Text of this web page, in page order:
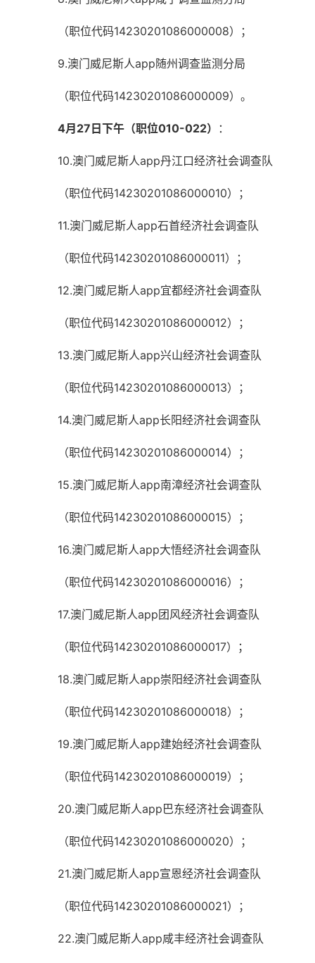
（职位代码14230201086000008）；
9.澳门威尼斯人app随州调查监测分局
（职位代码14230201086000009）。
4月27日下午（职位010-022） ：
10.澳门威尼斯人app丹江口经济社会调查队
（职位代码14230201086000010）；
11.澳门威尼斯人app石首经济社会调查队
（职位代码14230201086000011）；
12.澳门威尼斯人app宜都经济社会调查队
（职位代码14230201086000012）；
13.澳门威尼斯人app兴山经济社会调查队
（职位代码14230201086000013）；
14.澳门威尼斯人app长阳经济社会调查队
（职位代码14230201086000014）；
15.澳门威尼斯人app南漳经济社会调查队
（职位代码14230201086000015）；
16.澳门威尼斯人app大悟经济社会调查队
（职位代码14230201086000016）；
17.澳门威尼斯人app团风经济社会调查队
（职位代码14230201086000017）；
18.澳门威尼斯人app崇阳经济社会调查队
（职位代码14230201086000018）；
19.澳门威尼斯人app建始经济社会调查队
（职位代码14230201086000019）；
20.澳门威尼斯人app巴东经济社会调查队
（职位代码14230201086000020）；
21.澳门威尼斯人app宣恩经济社会调查队
（职位代码14230201086000021）；
22.澳门威尼斯人app咸丰经济社会调查队